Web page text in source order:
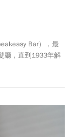
Bar），最
廳，直到1933年解
深處，甚至要找